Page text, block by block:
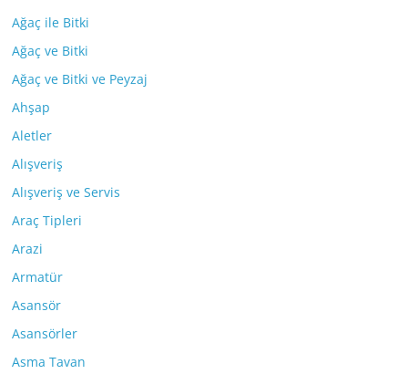
Ağaç ile Bitki
Ağaç ve Bitki
Ağaç ve Bitki ve Peyzaj
Ahşap
Aletler
Alışveriş
Alışveriş ve Servis
Araç Tipleri
Arazi
Armatür
Asansör
Asansörler
Asma Tavan